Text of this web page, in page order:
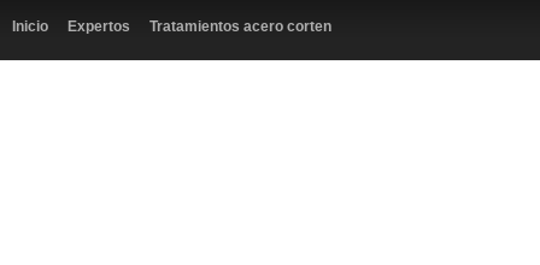
Inicio Expertos Tratamientos acero corten